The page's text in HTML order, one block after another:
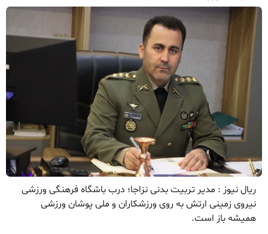
ریال نیوز : مدیر تربیت بدنی نزاجا؛ درب باشگاه فرهنگی ورزشی
نیروی زمینی ارتش به روی ورزشکاران و ملی پوشان ورزشی
همیشه باز است.